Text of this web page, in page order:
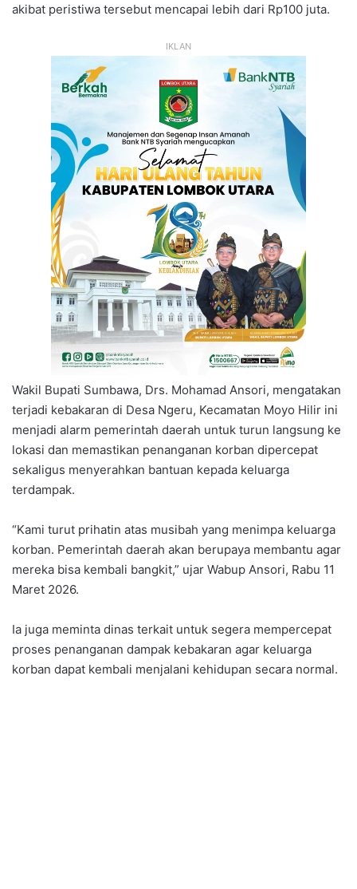
akibat peristiwa tersebut mencapai lebih dari Rp100 juta.
IKLAN
Wakil Bupati Sumbawa, Drs. Mohamad Ansori, mengatakan
terjadi kebakaran di Desa Ngeru, Kecamatan Moyo Hilir ini
menjadi alarm pemerintah daerah untuk turun langsung ke
lokasi dan memastikan penanganan korban dipercepat
sekaligus menyerahkan bantuan kepada keluarga
terdampak.
“Kami turut prihatin atas musibah yang menimpa keluarga
korban. Pemerintah daerah akan berupaya membantu agar
mereka bisa kembali bangkit,” ujar Wabup Ansori, Rabu 11
Maret 2026.
Ia juga meminta dinas terkait untuk segera mempercepat
proses penanganan dampak kebakaran agar keluarga
korban dapat kembali menjalani kehidupan secara normal.